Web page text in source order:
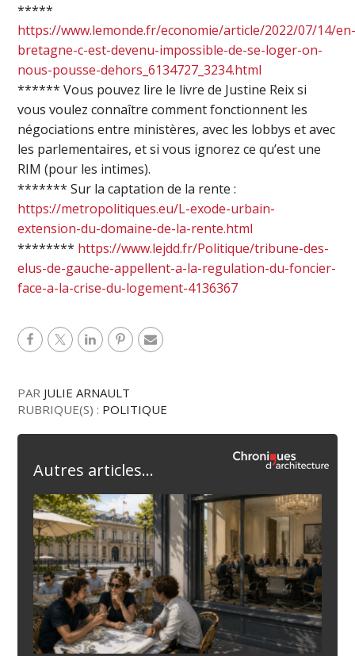
*****
https://www.lemonde.fr/economie/article/2022/07/14/
bretagne-c-est-devenu-impossible-de-se-loger-on-
nous-pousse-dehors_6134727_3234.html
****** Vous pouvez lire le livre de Justine Reix si
vous voulez connaître comment fonctionnent les
négociations entre ministères, avec les lobbys et avec
les parlementaires, et si vous ignorez ce qu’est une
RIM (pour les intimes).
******* Sur la captation de la rente :
https://metropolitiques.eu/L-exode-urbain-
extension-du-domaine-de-la-rente.html
******** https://www.lejdd.fr/Politique/tribune-des-
elus-de-gauche-appellent-a-la-regulation-du-foncier-
face-a-la-crise-du-logement-4136367
PAR JULIE ARNAULT
RUBRIQUE(S) : POLITIQUE
Autres articles...